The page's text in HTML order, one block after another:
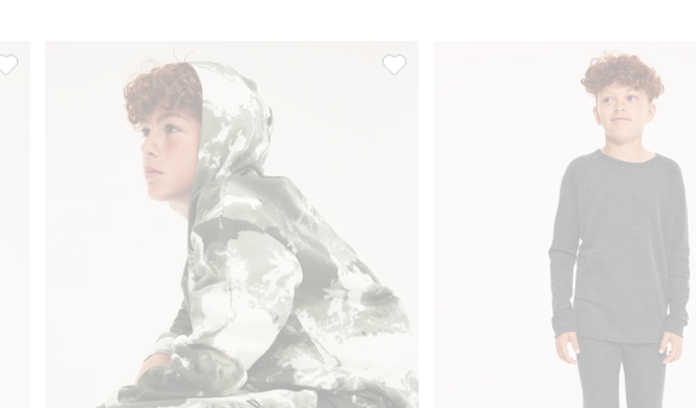
Spodnie z mieszanki lnu, Dodaj do listy ulubione Spodnie dresowe w marmurkowy